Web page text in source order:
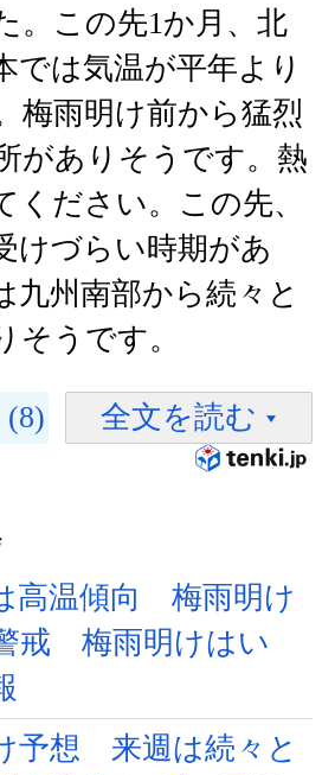
。この先1か月、北
では気温が平年より
梅雨明け前から猛烈
がありそうです。熱
ください。この先、
けづらい時期があ
九州南部から続々と
そうです。
全文を読む
高温傾向 梅雨明け
戒 梅雨明けはい
予想 来週は続々と